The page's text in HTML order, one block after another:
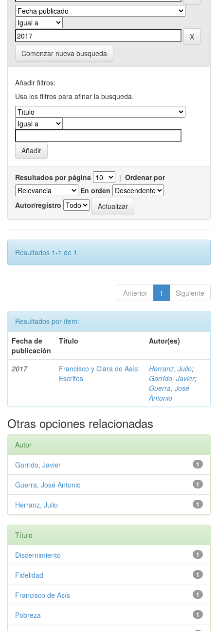
Comenzar nueva busqueda
Añadir filtros:
Usa los filtros para afinar la busqueda.
Resultados por página | Ordenar por
En orden
Autor/registro
Resultados 1-1 de 1.
Anterior 1 Siguiente
Resultados por ítem:
Fecha de
publicación
Título Autor(es)
2017
Francisco y Clara de Asís:
Escritos
Herranz, Julio;
Garrido, Javier;
Guerra, José
Antonio
Otras opciones relacionadas
Autor
1
Garrido, Javier
1
Guerra, José Antonio
1
Herranz, Julio
Título
1
Discernimiento
1
Fidelidad
1
Francisco de Asís
1
Pobreza